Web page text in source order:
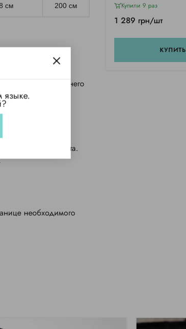
см 200 см
влагу, не
отличного внешнего
комфорта.
необходимого
Купили 9 раз
1 289 грн/шт
КУПИТЬ
языке.